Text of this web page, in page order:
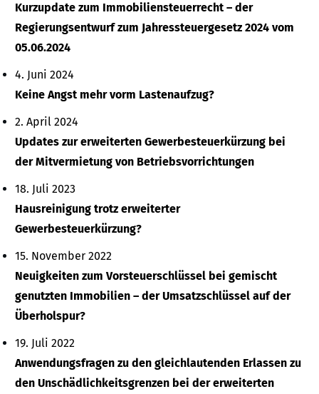
Kurzupdate zum Immobiliensteuerrecht – der
Regierungsentwurf zum Jahressteuergesetz 2024 vom
05.06.2024
4. Juni 2024
Keine Angst mehr vorm Lastenaufzug?
2. April 2024
Updates zur erweiterten Gewerbesteuerkürzung bei
der Mitvermietung von Betriebsvorrichtungen
18. Juli 2023
Hausreinigung trotz erweiterter
Gewerbesteuerkürzung?
15. November 2022
Neuigkeiten zum Vorsteuerschlüssel bei gemischt
genutzten Immobilien – der Umsatzschlüssel auf der
Überholspur?
19. Juli 2022
Anwendungsfragen zu den gleichlautenden Erlassen zu
den Unschädlichkeitsgrenzen bei der erweiterten